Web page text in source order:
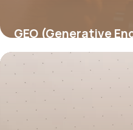
GEO (Generative
être cité par les IA
19 juin 2026